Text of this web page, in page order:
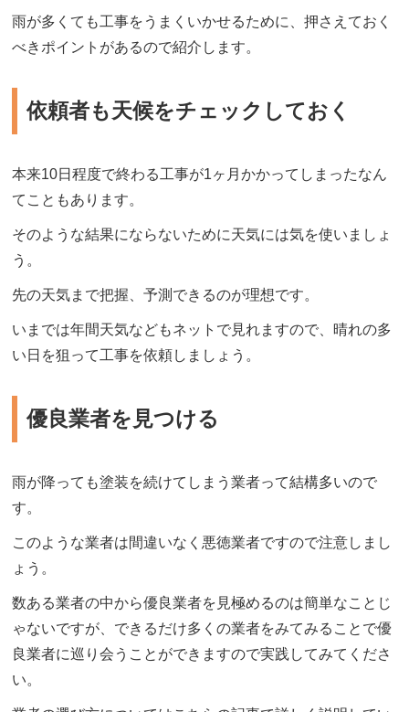
雨が多くても工事をうまくいかせるために、押さえておく
べきポイントがあるので紹介します。
依頼者も天候をチェックしておく
本来10日程度で終わる工事が1ヶ月かかってしまったなん
てこともあります。
そのような結果にならないために天気には気を使いましょ
う。
先の天気まで把握、予測できるのが理想です。
いまでは年間天気などもネットで見れますので、晴れの多
い日を狙って工事を依頼しましょう。
優良業者を見つける
雨が降っても塗装を続けてしまう業者って結構多いので
す。
このような業者は間違いなく悪徳業者ですので注意しまし
ょう。
数ある業者の中から優良業者を見極めるのは簡単なことじ
ゃないですが、できるだけ多くの業者をみてみることで優
良業者に巡り会うことができますので実践してみてくださ
い。